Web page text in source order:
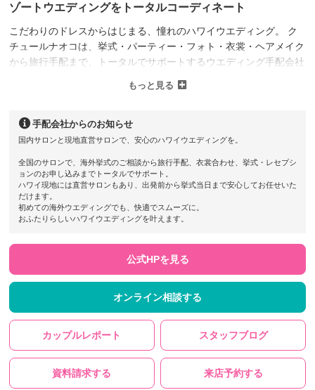
ゾートウエディングをトータルコーディネート
こだわりのドレスからはじまる、憧れのハワイウエディング。 ク
チュールナオコは、挙式・パーティー・フォト・衣裳・ヘアメイク
から旅行手配まで、トータルでサポートするウエディング手配会社
ーディネートいたします。 全国のサロンで事前に選んだドレスや
レスを機内に持ち込む必要がない点も安心です。 【ドレス取扱ブ
ランド】 KIYOKO HATA、Lulu feliceほか国内人気ブランドをはじ
もっと見る
手配会社からのお知らせ
国内サロンと現地直営サロンで、安心のハワイウエディングを。
全国のサロンで、海外挙式のご相談から旅行手配、衣裳合わせ、挙式・レセプシ
ョンのお申し込みまでトータルでサポート。
ハワイ現地には直営サロンもあり、出発前から挙式当日まで安心してお任せいた
だけます。
初めての海外ウエディングでも、快適でスムーズに。
おふたりらしいハワイウエディングを叶えます。
公式HPを見る
オンライン相談する
カップルレポート スタッフブログ
資料請求する 来店予約する